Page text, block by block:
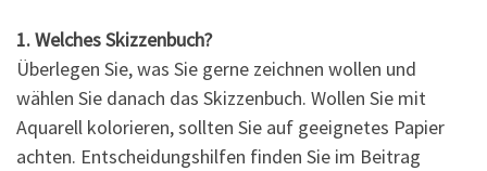
1. Welches Skizzenbuch?
Überlegen Sie, was Sie gerne zeichnen wollen und
wählen Sie danach das Skizzenbuch. Wollen Sie mit
Aquarell kolorieren, sollten Sie auf geeignetes Papier
achten. Entscheidungshilfen finden Sie im Beitrag